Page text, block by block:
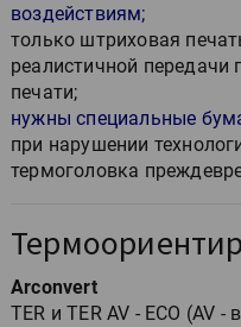
воздействиям;
только штриховая
реалистичной передачи
печати;
нужны специальные
при нарушении
термоголовка
Arconvert
TER и TER AV - ECO (AV